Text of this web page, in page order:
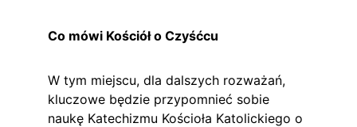
Co mówi Kościół o Czyśćcu
W tym miejscu, dla dalszych rozważań,
kluczowe będzie przypomnieć sobie
naukę Katechizmu Kościoła Katolickiego o